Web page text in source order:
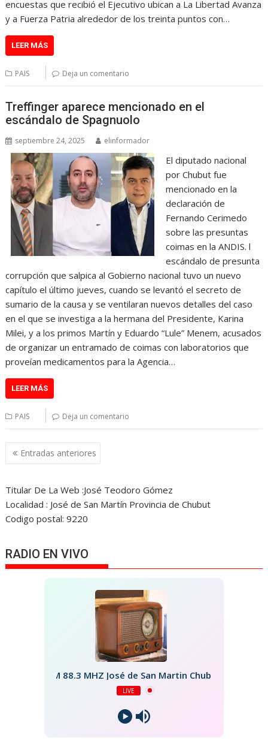
encuestas que recibió el Ejecutivo ubican a La Libertad Avanza
y a Fuerza Patria alrededor de los treinta puntos con…
LEER MÁS
PAIS Deja un comentario
Treffinger aparece mencionado en el
escándalo de Spagnuolo
septiembre 24, 2025 elinformador
El diputado nacional
por Chubut fue
mencionado en la
declaración de
Fernando Cerimedo
sobre las presuntas
coimas en la ANDIS. l
escándalo de presunta
corrupción que salpica al Gobierno nacional tuvo un nuevo
capítulo el último jueves, cuando se levantó el secreto de
sumario de la causa y se ventilaran nuevos detalles del caso
en el que se investiga a la hermana del Presidente, Karina
Milei, y a los primos Martín y Eduardo “Lule” Menem, acusados
de organizar un entramado de coimas con laboratorios que
proveían medicamentos para la Agencia…
LEER MÁS
PAIS Deja un comentario
Navegación
de
Entradas anteriores
Titular De La Web :José Teodoro Gómez
Localidad : José de San Martín Provincia de Chubut
Codigo postal: 9220
RADIO EN VIVO
FM 88.3 MHZ José de San Martin Chubut
LIVE